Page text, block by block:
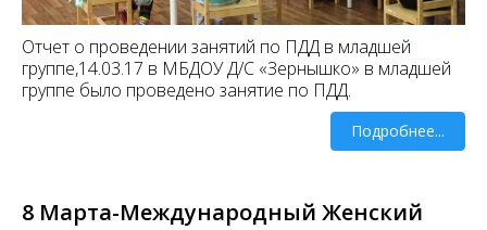
Отчет о проведении занятий по ПДД в младшей
группе,14.03.17 в МБДОУ Д/С «Зернышко» в младшей
группе было проведено занятие по ПДД.
Подробнее...
8 Марта-Международный Женский